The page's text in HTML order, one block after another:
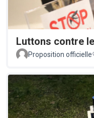
Luttons contre
Proposition officielle